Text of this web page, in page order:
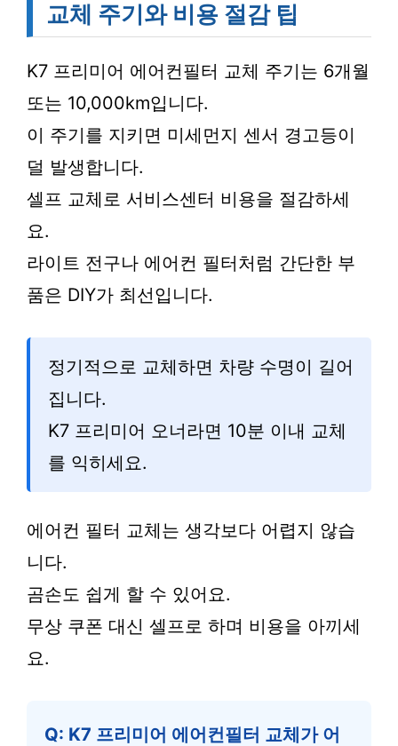
교체 주기와 비용 절감 팁
K7 프리미어 에어컨필터 교체 주기는 6개월
또는 10,000km입니다.
이 주기를 지키면 미세먼지 센서 경고등이
덜 발생합니다.
셀프 교체로 서비스센터 비용을 절감하세
요.
라이트 전구나 에어컨 필터처럼 간단한 부
품은 DIY가 최선입니다.
정기적으로 교체하면 차량 수명이 길어
집니다.
K7 프리미어 오너라면 10분 이내 교체
를 익히세요.
에어컨 필터 교체는 생각보다 어렵지 않습
니다.
곰손도 쉽게 할 수 있어요.
무상 쿠폰 대신 셀프로 하며 비용을 아끼세
요.
Q: K7 프리미어 에어컨필터 교체가 어